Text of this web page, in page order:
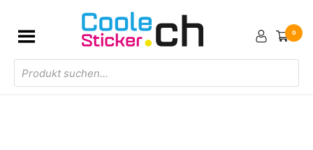
Products
search
0